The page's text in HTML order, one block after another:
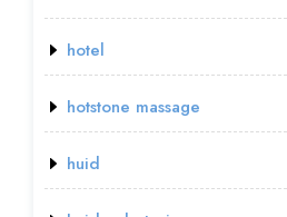
hotel
hotstone massage
huid